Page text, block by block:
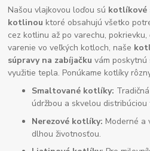
Našou vlajkovou loďou sú kotlíkové
kotlinou ktoré obsahujú všetko
cez kotlinu až po varechu,
varenie vo veľkých kotloch, naše
súpravy na zabíjačku vám
využitie tepla. Ponúkame kotlíky
Smaltované kotlíky:
údržbou a skvelou distribúciou
Nerezové kotlíky: Moderné a
dlhou životnosťou.